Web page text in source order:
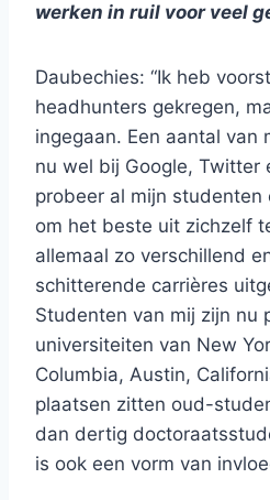
werken in ruil voor veel
Daubechies: “Ik heb
headhunters gekregen,
ingegaan. Een aantal van
nu wel bij Google, Twitter
probeer al mijn
om het beste uit zichzelf
allemaal zo verschillend
schitterende carrières
Studenten van mij zijn nu
universiteiten van New
Columbia, Austin,
plaatsen zitten oud-
dan dertig
is ook een vorm van